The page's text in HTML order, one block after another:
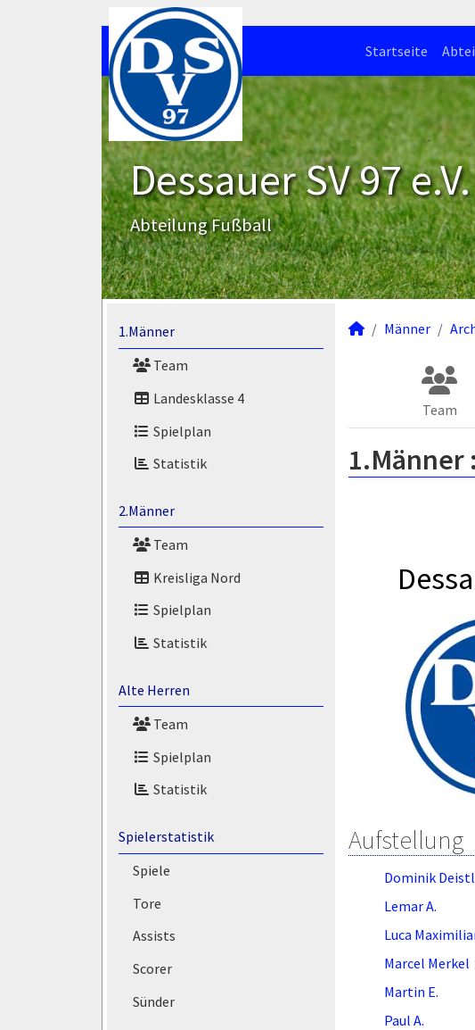
Startseite
Dessauer SV 97 e.V.
Abteilung Fußball
1.Männer
Team
Landesklasse 4
Spielplan
Statistik
2.Männer
Team
Kreisliga Nord
Spielplan
Statistik
Alte Herren
Team
Spielplan
Statistik
Spielerstatistik
Spiele
Tore
Assists
Scorer
Sünder
Männer
Team
1.Männer :
Aufstellung
Dominik
Lemar A.
Luca
Marcel Merkel
Martin E.
Paul A.